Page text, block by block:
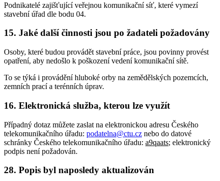
Podnikatelé zajišťující veřejnou komunikační síť, které vymezí
stavební úřad dle bodu 04.
15. Jaké další činnosti jsou po žadateli požadovány
Osoby, které budou provádět stavební práce, jsou povinny provést
opatření, aby nedošlo k poškození vedení komunikační sítě.
To se týká i provádění hluboké orby na zemědělských pozemcích,
zemních prací a terénních úprav.
16. Elektronická služba, kterou lze využít
Případný dotaz můžete zaslat na elektronickou adresu Českého
telekomunikačního úřadu: podatelna@ctu.cz nebo do datové
schránky Českého telekomunikačního úřadu: a9qaats; elektronický
podpis není požadován.
28. Popis byl naposledy aktualizován